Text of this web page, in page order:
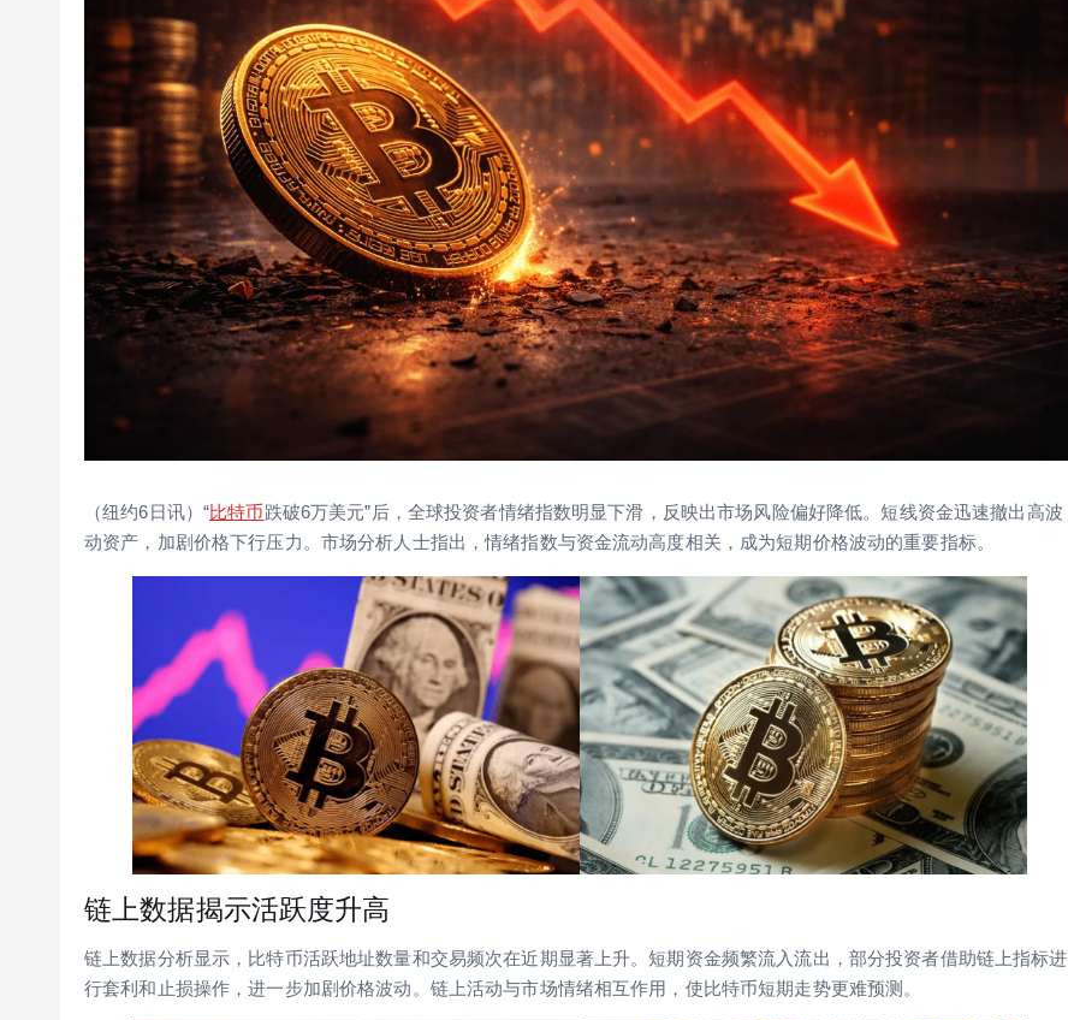
（纽约6日讯）“比特币跌破6万美元”后，全球投资者情绪指数明显下滑，反映出市场风险偏好降低。短线资金迅速撤出高波
动资产，加剧价格下行压力。市场分析人士指出，情绪指数与资金流动高度相关，成为短期价格波动的重要指标。
链上数据揭示活跃度升高
链上数据分析显示，比特币活跃地址数量和交易频次在近期显著上升。短期资金频繁流入流出，部分投资者借助链上指标进
行套利和止损操作，进一步加剧价格波动。链上活动与市场情绪相互作用，使比特币短期走势更难预测。